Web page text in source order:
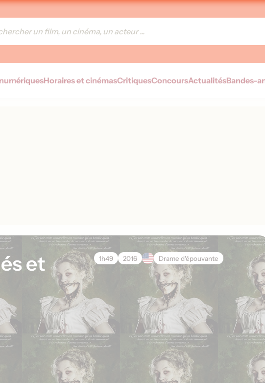
Horaires et cinémasCritiquesConcoursActualitésBandes-
et
1h49 2016 Drame d'épouvante